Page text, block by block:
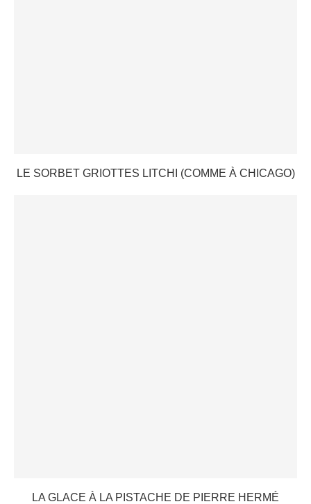
LE SORBET GRIOTTES LITCHI (COMME À CHICAGO)
LA GLACE À LA PISTACHE DE PIERRE HERMÉ